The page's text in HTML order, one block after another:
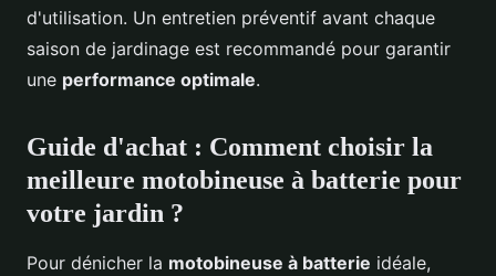
d'utilisation. Un entretien préventif avant chaque
saison de jardinage est recommandé pour garantir
une performance optimale.
Guide d'achat : Comment choisir la
meilleure motobineuse à batterie pour
votre jardin ?
Pour dénicher la motobineuse à batterie idéale,